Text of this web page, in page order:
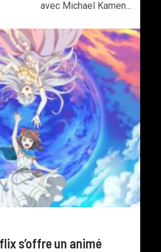
avec Michael Kamen...
s’offre un animé